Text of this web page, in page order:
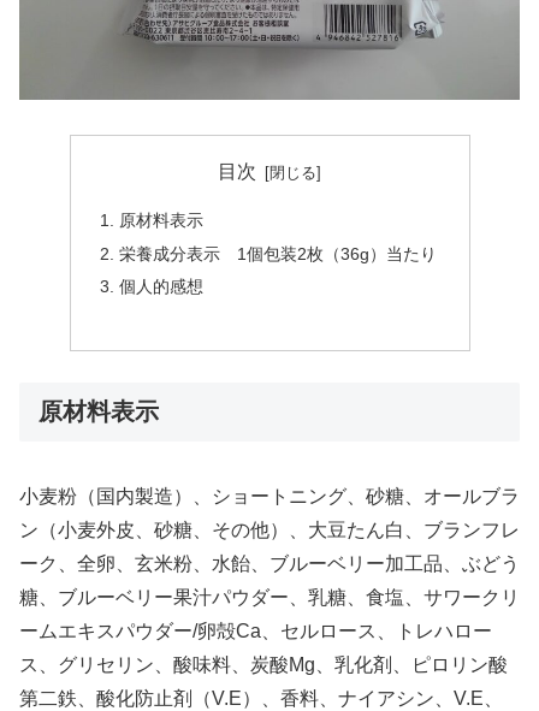
目次
原材料表示
栄養成分表示 1個包装2枚（36g）当たり
個人的感想
原材料表示
小麦粉（国内製造）、ショートニング、砂糖、オールブラ
ン（小麦外皮、砂糖、その他）、大豆たん白、ブランフレ
ーク、全卵、玄米粉、水飴、ブルーベリー加工品、ぶどう
糖、ブルーベリー果汁パウダー、乳糖、食塩、サワークリ
ームエキスパウダー/卵殻Ca、セルロース、トレハロー
ス、グリセリン、酸味料、炭酸Mg、乳化剤、ピロリン酸
第二鉄、酸化防止剤（V.E）、香料、ナイアシン、V.E、